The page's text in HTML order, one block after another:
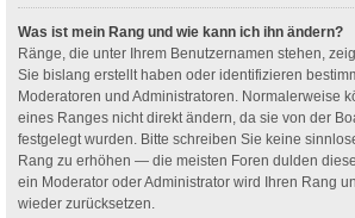
Was ist mein Rang und wie kann ich ihn ändern?
Ränge, die unter Ihrem Benutzernamen stehen,
Sie bislang erstellt haben oder identifizieren
Moderatoren und Administratoren. Normalerweise
eines Ranges nicht direkt ändern, da sie von der
festgelegt wurden. Bitte schreiben Sie keine
Rang zu erhöhen — die meisten Foren dulden
ein Moderator oder Administrator wird Ihren Rang
wieder zurücksetzen.